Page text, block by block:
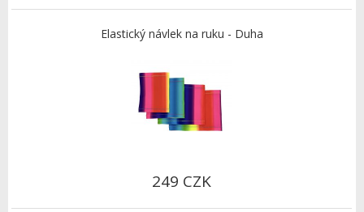
Elastický návlek na ruku - Duha
249 CZK